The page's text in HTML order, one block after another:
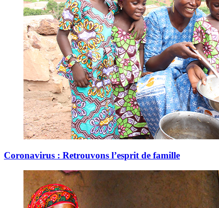
Coronavirus : Retrouvons l’esprit de famille